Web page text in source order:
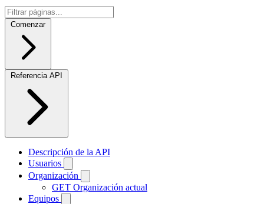
Comenzar
Referencia API
Descripción de la API
Usuarios
Organización
GET Organización actual
Equipos